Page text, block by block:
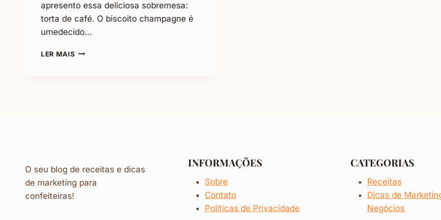
apresento essa deliciosa sobremesa:
torta de café. O biscoito champagne é
umedecido…
LER MAISTORTA
O seu blog de receitas e dicas
de marketing para
confeiteiras!
INFORMAÇÕES
Sobre
Contato
Políticas de Privacidade
CATEGORIAS
Receitas
Dicas de
Negócios